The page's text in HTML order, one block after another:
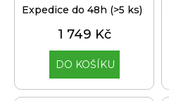
Expedice do 48h (>5 ks)
1 749 Kč
DO KOŠÍKU